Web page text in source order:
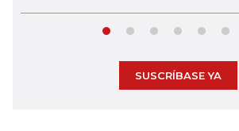
SUSCRÍBASE YA